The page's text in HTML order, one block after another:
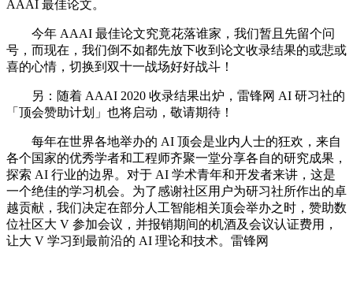
AAAI 最佳论文。
今年 AAAI 最佳论文究竟花落谁家，我们暂且先留个问
号，而现在，我们倒不如都先放下收到论文收录结果的或悲或
喜的心情，切换到双十一战场好好战斗！
另：随着 AAAI 2020 收录结果出炉，雷锋网 AI 研习社的
「顶会赞助计划」也将启动，敬请期待！
每年在世界各地举办的 AI 顶会是业内人士的狂欢，来自
各个国家的优秀学者和工程师齐聚一堂分享各自的研究成果，
探索 AI 行业的边界。对于 AI 学术青年和开发者来讲，这是
一个绝佳的学习机会。为了感谢社区用户为研习社所作出的卓
越贡献，我们决定在部分人工智能相关顶会举办之时，赞助数
位社区大 V 参加会议，并报销期间的机酒及会议认证费用，
让大 V 学习到最前沿的 AI 理论和技术。雷锋网